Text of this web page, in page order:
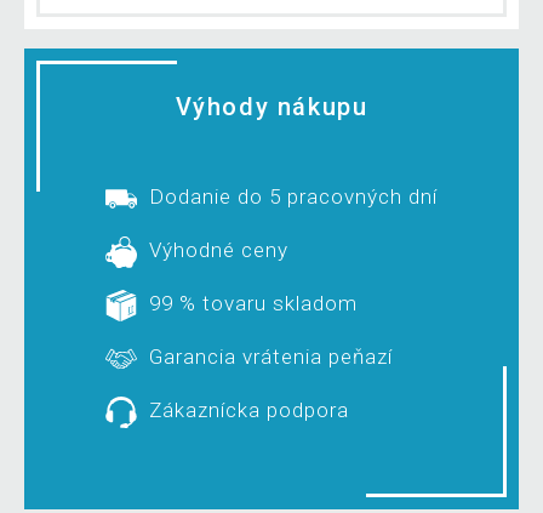
Výhody nákupu
Dodanie do 5 pracovných dní
Výhodné ceny
99 % tovaru skladom
Garancia vrátenia peňazí
Zákaznícka podpora